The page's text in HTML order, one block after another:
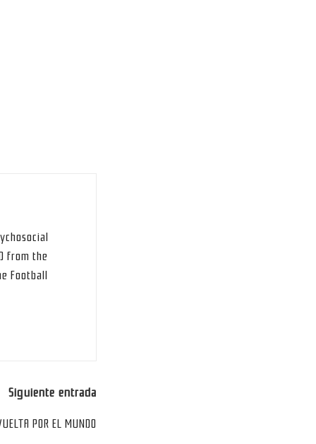
from the
Football
Siguiente entrada
POR EL MUNDO